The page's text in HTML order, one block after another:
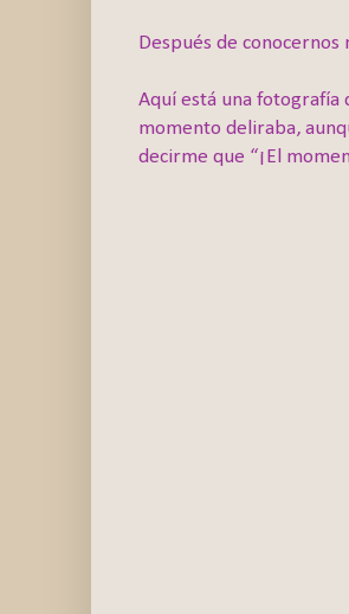
Después de
Aquí está una fotografía
momento deliraba,
decirme que “¡El